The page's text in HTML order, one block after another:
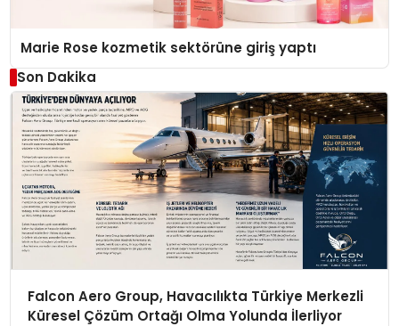
Marie Rose kozmetik sektörüne giriş yaptı
Son Dakika
Falcon Aero Group, Havacılıkta Türkiye Merkezli
Küresel Çözüm Ortağı Olma Yolunda İlerliyor